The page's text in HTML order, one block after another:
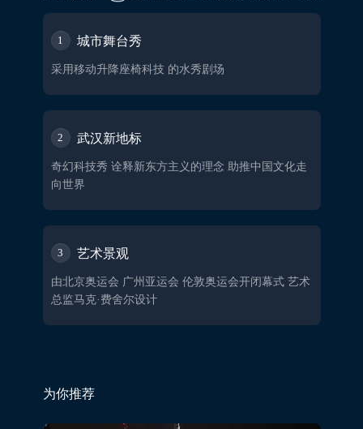
1 城市舞台秀
采用移动升降座椅科技 的水秀剧场
2 武汉新地标
奇幻科技秀 诠释新东方主义的理念 助推中国文化走
向世界
3 艺术景观
由北京奥运会 广州亚运会 伦敦奥运会开闭幕式 艺术
总监马克·费舍尔设计
为你推荐